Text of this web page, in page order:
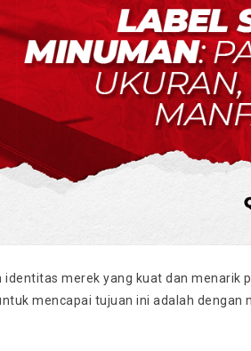
merek yang kuat dan menarik
mencapai tujuan ini adalah dengan